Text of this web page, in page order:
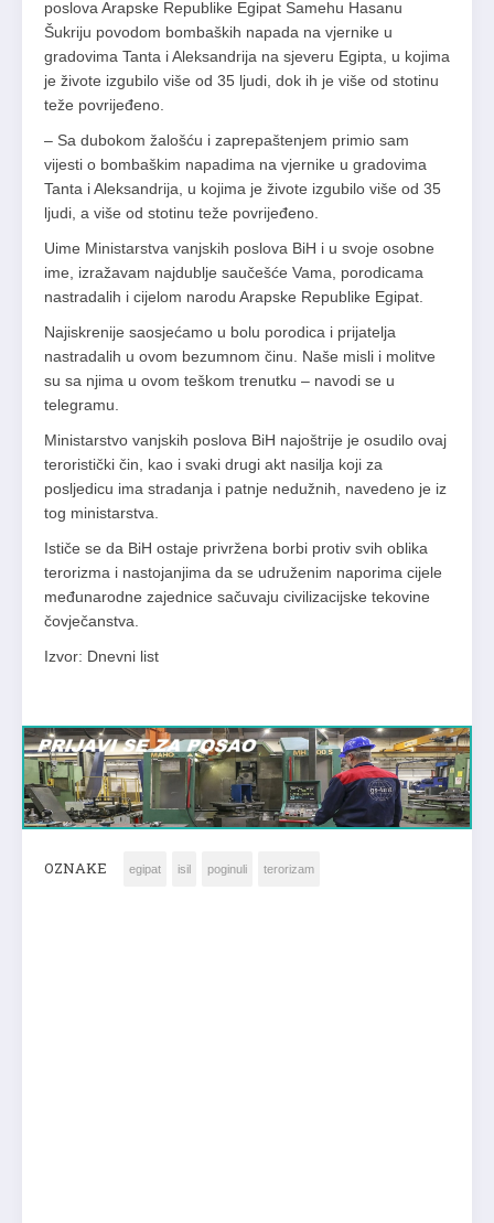
poslova Arapske Republike Egipat Samehu Hasanu
Šukriju povodom bombaških napada na vjernike u
gradovima Tanta i Aleksandrija na sjeveru Egipta, u kojima
je živote izgubilo više od 35 ljudi, dok ih je više od stotinu
teže povrijeđeno.
– Sa dubokom žalošću i zaprepaštenjem primio sam
vijesti o bombaškim napadima na vjernike u gradovima
Tanta i Aleksandrija, u kojima je živote izgubilo više od 35
ljudi, a više od stotinu teže povrijeđeno.
Uime Ministarstva vanjskih poslova BiH i u svoje osobne
ime, izražavam najdublje saučešće Vama, porodicama
nastradalih i cijelom narodu Arapske Republike Egipat.
Najiskrenije saosjećamo u bolu porodica i prijatelja
nastradalih u ovom bezumnom činu. Naše misli i molitve
su sa njima u ovom teškom trenutku – navodi se u
telegramu.
Ministarstvo vanjskih poslova BiH najoštrije je osudilo ovaj
teroristički čin, kao i svaki drugi akt nasilja koji za
posljedicu ima stradanja i patnje nedužnih, navedeno je iz
tog ministarstva.
Ističe se da BiH ostaje privržena borbi protiv svih oblika
terorizma i nastojanjima da se udruženim naporima cijele
međunarodne zajednice sačuvaju civilizacijske tekovine
čovječanstva.
Izvor: Dnevni list
OZNAKE egipat isil poginuli terorizam